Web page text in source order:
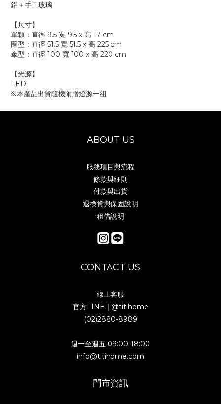
鋁＋手工玻璃
【尺寸】
單顆：直徑 9.5 寬 9.5 x 高 17 cm
圈型：直徑 51.5 寬 51.5 x 高 225 cm
傘型：直徑 100 寬 100 x 高 220 cm
【光源】
LED
※本產品出貨隨機附贈燈源一組
ABOUT US
服務項目與流程
條款與細則
付款與出貨
退換貨與保固說明
租借說明
CONTACT US
線上客服
官方LINE｜ @titihome
(02)2880-8989
週一至週五 09:00-18:00
info@titihome.com
門市資訊